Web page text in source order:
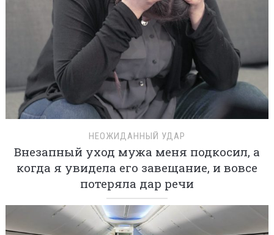
НЕОЖИДАННЫЙ УДАР
Внезапный уход мужа меня подкосил, а
когда я увидела его завещание, и вовсе
потеряла дар речи